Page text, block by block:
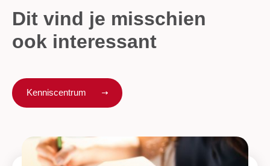
Dit vind je misschien
ook interessant
Kenniscentrum